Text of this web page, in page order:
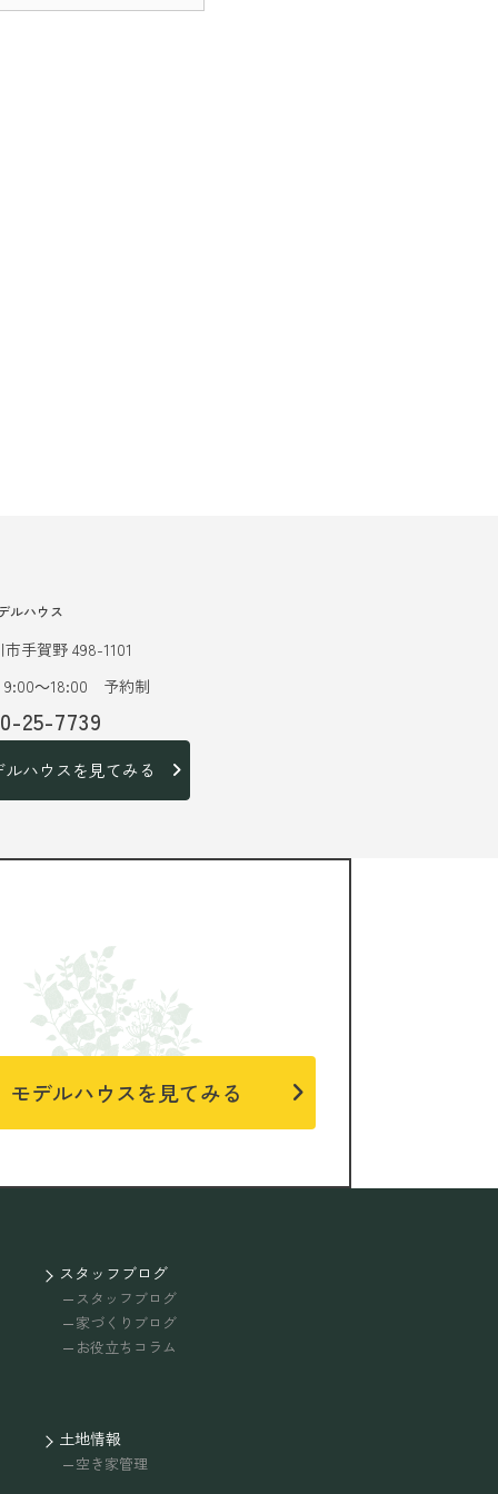
ルハウス
手賀野 498-1101
9:00～18:00 予約制
25-7739
ルハウスを見てみる
モデルハウスを見てみる
スタッフブログ
スタッフブログ
家づくりブログ
お役立ちコラム
土地情報
空き家管理